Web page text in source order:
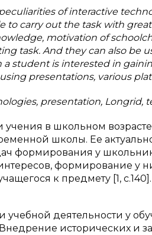
of interactive
to carry out the task with
motivation of
task. And they can also be
student is interested in
presentations, various
presentation, Longrid,
в школьном
школы. Ее
формирования у
формирование у
к предмету [1, с.140].
деятельности у
исторических и